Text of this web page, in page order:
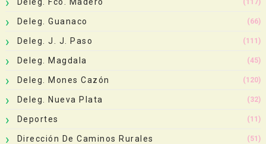
Deleg. Guanaco (66)
Deleg. J. J. Paso (111)
Deleg. Magdala (45)
Deleg. Mones Cazón (120)
Deleg. Nueva Plata (32)
Deportes (11)
Dirección De Caminos Rurales (51)